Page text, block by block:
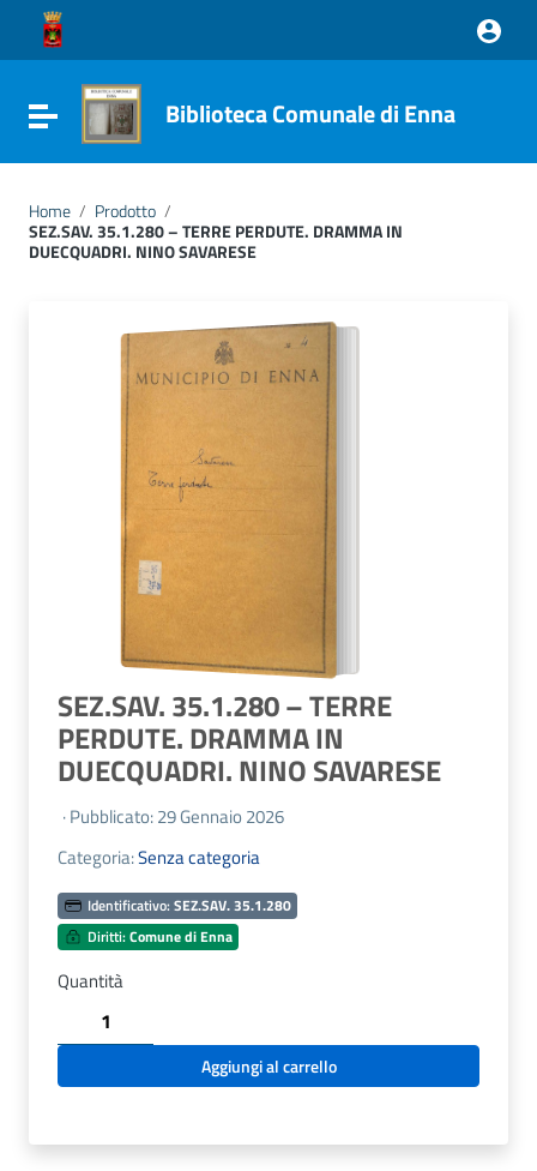
Vai ai contenuti
Vai al menu di navigazione
Vai al footer
Attiva / disattiva la navigazione
Biblioteca Comunale di Enna
Home / Prodotto /
SEZ.SAV. 35.1.280 – TERRE PERDUTE. DRAMMA IN
DUECQUADRI. NINO SAVARESE
SEZ.SAV. 35.1.280 – TERRE
PERDUTE. DRAMMA IN
DUECQUADRI. NINO SAVARESE
· Pubblicato: 29 Gennaio 2026
Categoria:Senza categoria
Identificativo: SEZ.SAV. 35.1.280
Diritti:Comune di Enna
Quantità
35.1.280
-
TERRE
IN
Aggiungi al carrello